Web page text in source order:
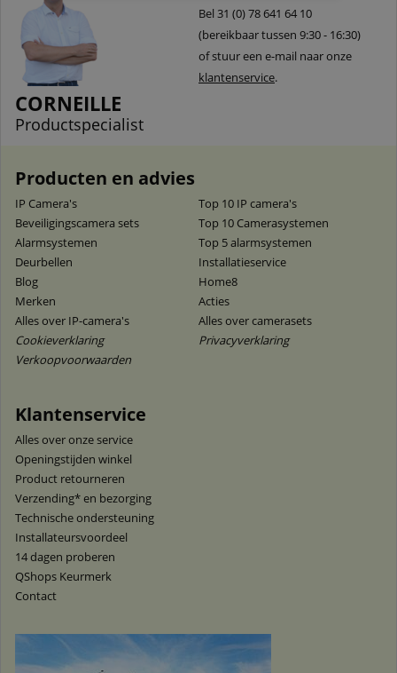
CORNEILLE
Productspecialist
Bel 31 (0) 78 641 64 10
(bereikbaar tussen 9:30 - 16:30)
of stuur een e-mail naar onze
klantenservice.
Producten en advies
IP Camera's
Top 10 IP camera's
Beveiligingscamera sets
Top 10 Camerasystemen
Alarmsystemen
Top 5 alarmsystemen
Deurbellen
Installatieservice
Blog
Home8
Merken
Acties
Alles over IP-camera's
Alles over camerasets
Cookieverklaring
Privacyverklaring
Verkoopvoorwaarden
Klantenservice
Alles over onze service
Openingstijden winkel
Product retourneren
Verzending* en bezorging
Technische ondersteuning
Installateursvoordeel
14 dagen proberen
QShops Keurmerk
Contact